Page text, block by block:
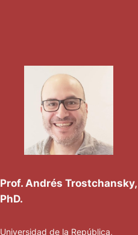
Prof. Andrés Trostchansky,
PhD.
Universidad de la República,